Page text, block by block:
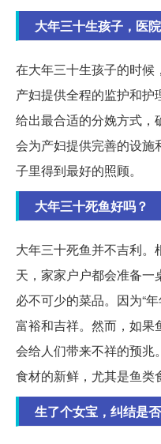
大年三十生孩子，医
在大年三十生孩子的时候
产妇提供全程的监护和
给出最合适的分娩方式，
会为产妇提供完善的设施
子里得到最好的照顾。
大年三十死鱼好吗？
大年三十死鱼并不吉利
天，家家户户都会准备
必不可少的菜品。因为“
富裕和吉祥。然而，如果
会给人们带来不祥的预兆
食材的新鲜，尤其是鱼类
生了个女宝，纠结是